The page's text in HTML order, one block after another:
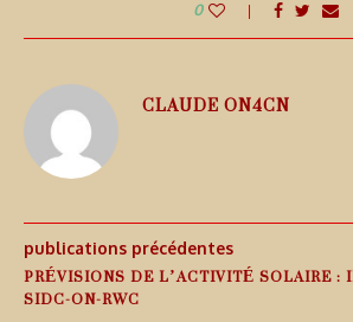
0
CLAUDE ON4CN
publications précédentes
PRÉVISIONS DE L’ACTIVITÉ SOLAIRE :
SIDC-ON-RWC